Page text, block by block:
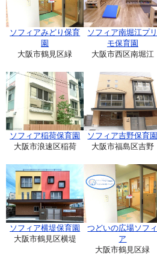
ソフィアみどり保育
園
大阪市鶴見区緑
ソフィア南堀江プリ
モ保育園
大阪市西区南堀江
ソフィア稲荷保育園
大阪市浪速区稲荷
ソフィア吉野保育園
大阪市福島区吉野
ソフィア横堤保育園
大阪市鶴見区横堤
つどいの広場ソフィ
ア
大阪市鶴見区緑